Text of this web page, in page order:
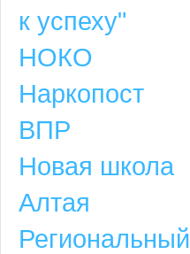
к успеху"
НОКО
Наркопост
ВПР
Новая школа
Алтая
Региональный